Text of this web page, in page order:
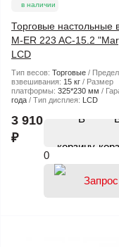
в наличии
Торговые настольные
M-ER 223 AC-15.2
LCD
Тип весов: Торговые
Предел
взвешивания: 15 кг
Размер
платформы: 325*230 мм
года
Тип дисплея: LCD
3 910
₽
0